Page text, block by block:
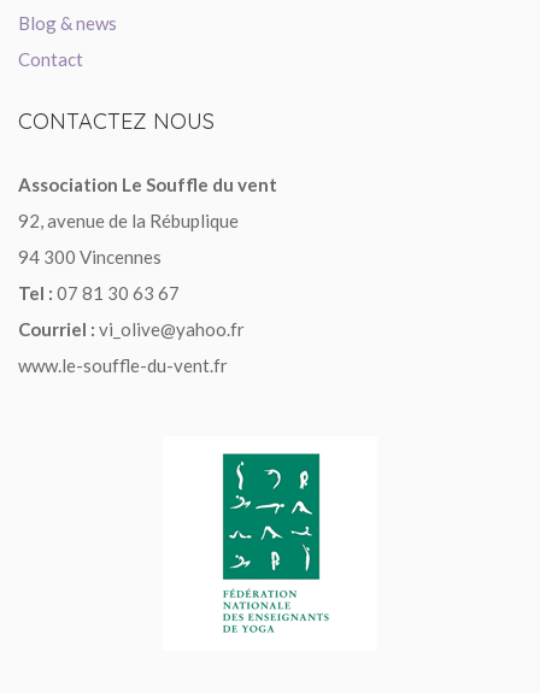
Blog & news
Contact
CONTACTEZ NOUS
Association Le Souffle du vent
92, avenue de la Rébuplique
94 300 Vincennes
Tel : 07 81 30 63 67
Courriel : vi_olive@yahoo.fr
www.le-souffle-du-vent.fr